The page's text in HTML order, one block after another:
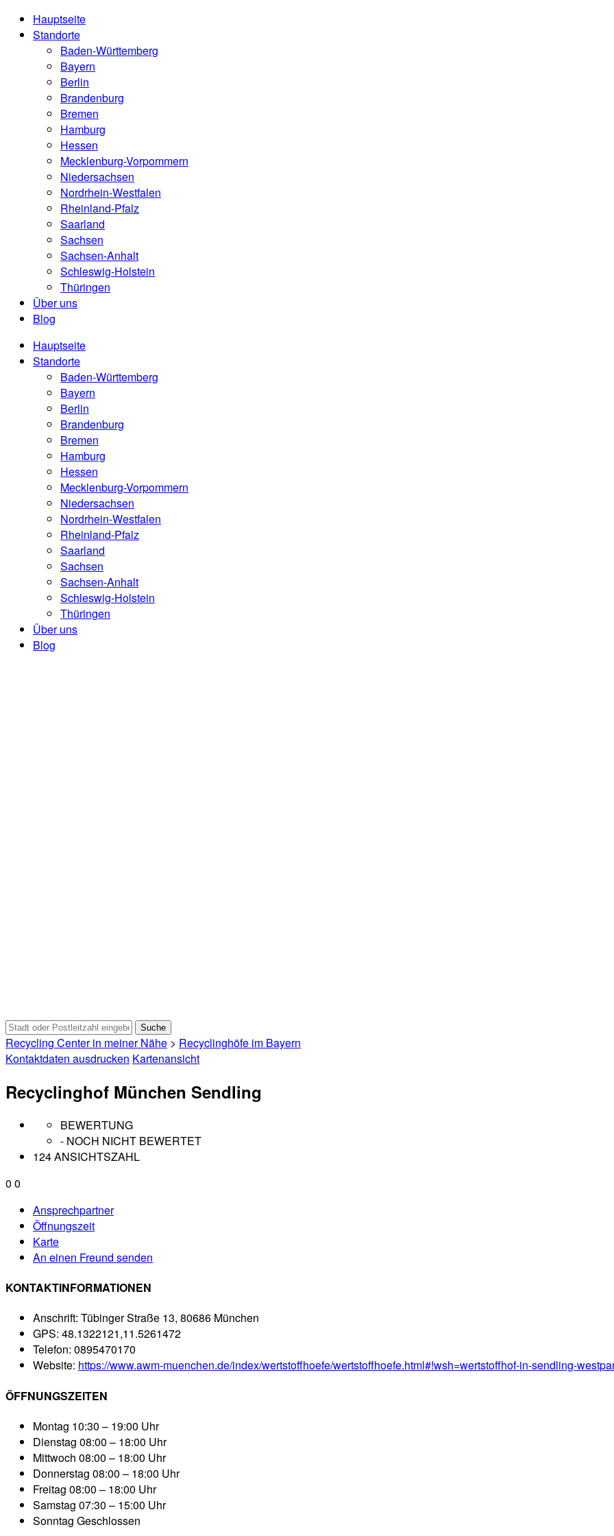
Hauptseite
Standorte
Baden-Württemberg
Bayern
Berlin
Brandenburg
Bremen
Hamburg
Hessen
Mecklenburg-Vorpommern
Niedersachsen
Nordrhein-Westfalen
Rheinland-Pfalz
Saarland
Sachsen
Sachsen-Anhalt
Schleswig-Holstein
Thüringen
Über uns
Blog
Hauptseite
Standorte
Baden-Württemberg
Bayern
Berlin
Brandenburg
Bremen
Hamburg
Hessen
Mecklenburg-Vorpommern
Niedersachsen
Nordrhein-Westfalen
Rheinland-Pfalz
Saarland
Sachsen
Sachsen-Anhalt
Schleswig-Holstein
Thüringen
Über uns
Blog
Recycling Center in meiner Nähe > Recyclinghöfe im Bayern
Kontaktdaten ausdrucken Kartenansicht
Recyclinghof München Sendling
BEWERTUNG
- NOCH NICHT BEWERTET
124 ANSICHTSZAHL
0 0
Ansprechpartner
Öffnungszeit
Karte
An einen Freund senden
KONTAKTINFORMATIONEN
Anschrift: Tübinger Straße 13, 80686 München
GPS: 48.1322121,11.5261472
Telefon: 0895470170
Website: https://www.awm-muenchen.de/index/wertstoffhoefe/wertstoffhoefe.html#!wsh=wertstoffhof-in-sendling-
ÖFFNUNGSZEITEN
Montag 10:30 – 19:00 Uhr
Dienstag 08:00 – 18:00 Uhr
Mittwoch 08:00 – 18:00 Uhr
Donnerstag 08:00 – 18:00 Uhr
Freitag 08:00 – 18:00 Uhr
Samstag 07:30 – 15:00 Uhr
Sonntag Geschlossen